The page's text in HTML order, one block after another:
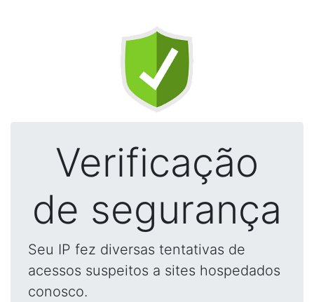
Verificação
de segurança
Seu IP fez diversas tentativas de
acessos suspeitos a sites hospedados
conosco.